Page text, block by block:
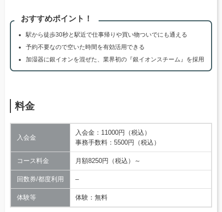
おすすめポイント！
駅から徒歩30秒と駅近で仕事帰りや買い物ついでにも通える
予約不要なので空いた時間を有効活用できる
加湿器に銀イオンを混ぜた、業界初の『銀イオンスチーム』を採用
料金
入会金
入会金：11000円（税込）
事務手数料：5500円（税込）
コース料金 月額8250円（税込）～
回数券/都度利用 –
体験等 体験：無料